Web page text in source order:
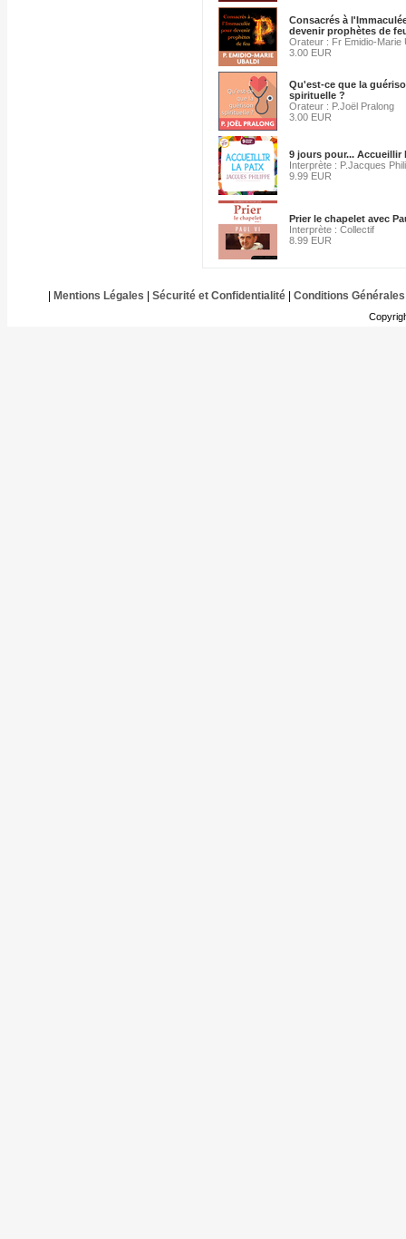
Consacrés à
devenir prophètes de
Orateur : Fr Emidio-Marie
3.00 EUR
Qu'est-ce que la
spirituelle ?
Orateur : P.Joël Pralong
3.00 EUR
9 jours pour... Accueillir
Interprète : P.Jacques
9.99 EUR
Prier le chapelet avec
Interprète : Collectif
8.99 EUR
Mentions Légales Sécurité et Confidentialité| Conditions Générales